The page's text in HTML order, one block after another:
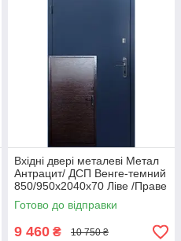
Вхідні двері металеві Метал
Антрацит/ ДСП Венге-темний
850/950х2040х70 Ліве /Праве
Готово до відправки
9 460 ₴ 10 750 ₴